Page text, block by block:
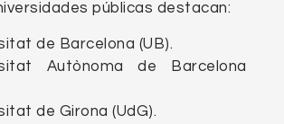
públicas destacan:
de Barcelona (UB).
Autònoma de Barcelona
de Girona (UdG).